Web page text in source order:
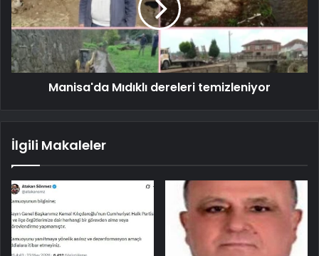
Manisa'da Mıdıklı dereleri temizleniyor
İlgili Makaleler